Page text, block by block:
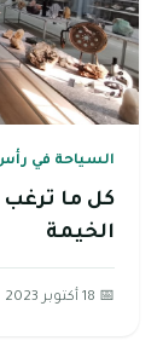
السياحة في
كل ما
الخيمة
📅 18 أكتوبر 2023